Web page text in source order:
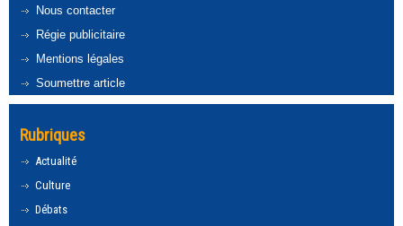
Nous contacter
Régie publicitaire
Mentions légales
Soumettre article
Rubriques
Actualité
Culture
Débats